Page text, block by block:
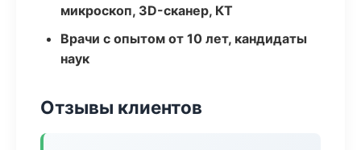
микроскоп, 3D-сканер, КТ
Врачи с опытом от 10 лет, кандидаты
наук
Отзывы клиентов